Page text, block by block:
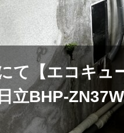
て【エコキ
立BHP-